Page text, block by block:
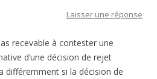
Laisser une réponse
recevable à contester une
d’une décision de rejet
différemment si la décision de